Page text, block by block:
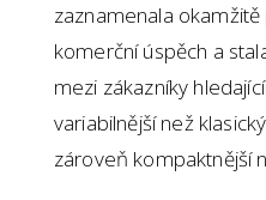
zaznamenala
komerční úspěch a
mezi zákazníky
variabilnější než
zároveň kompaktnější